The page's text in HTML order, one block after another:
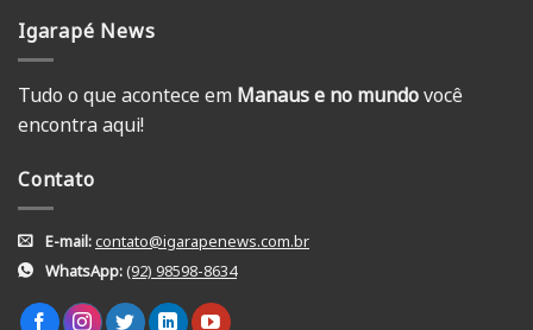
Igarapé News
Tudo o que acontece em Manaus e no mundovocê
encontra aqui!
Contato
E-mail:contato@igarapenews.com.br
WhatsApp:(92) 98598-8634